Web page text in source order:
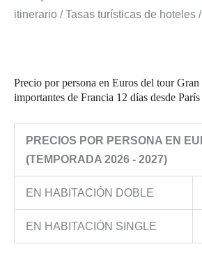
itinerario / Tasas turísticas de hoteles
Precio por persona en Euros del tour Gran
importantes de Francia 12 días desde París
PRECIOS POR PERSONA EN
(TEMPORADA 2026 - 2027)
EN HABITACIÓN DOBLE
EN HABITACIÓN SINGLE